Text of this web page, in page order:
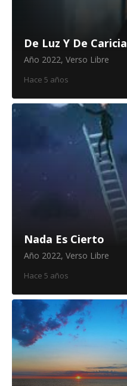
De Luz Y De Caricia
Año 2022, Verso Libre
Hace 5 años
Nada Es Cierto
Año 2022, Verso Libre
Hace 5 años